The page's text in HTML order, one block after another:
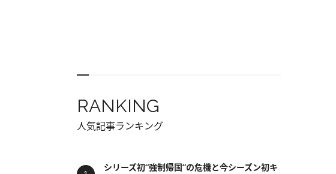
RANKING
人気記事ランキング
シリーズ初“強制帰国”の危機と今シーズン初キ